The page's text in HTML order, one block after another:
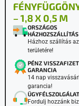
– 1,8 X 0,5 M
ORSZÁGOS
HÁZHOZSZÁLLÍTÁS
Házhoz szállítás
területére!
PÉNZ
GARANCIA
14 nap
garancia!
ÜGYFÉLSZOLGÁLAT
Fordulj hozzánk